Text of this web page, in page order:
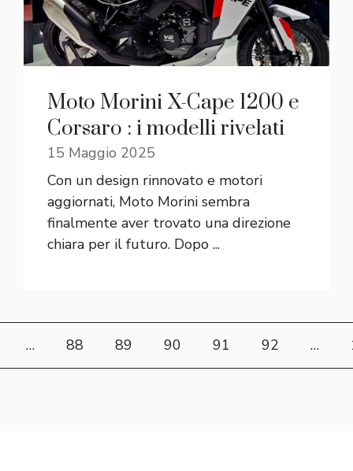
Moto Morini X-Cape 1200 e
Corsaro : i modelli rivelati
15 Maggio 2025
Con un design rinnovato e motori
aggiornati, Moto Morini sembra
finalmente aver trovato una direzione
chiara per il futuro. Dopo ...
… 88 89 90 91 92 …